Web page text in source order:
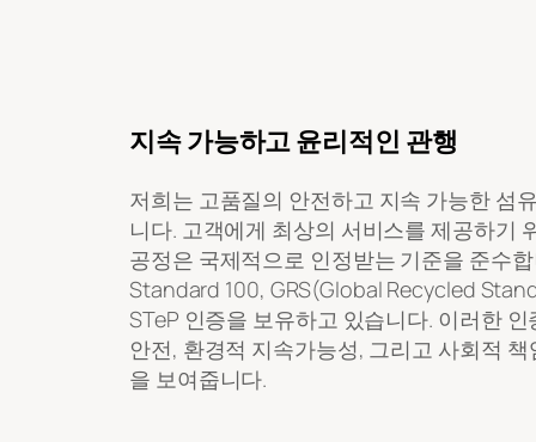
지속 가능하고 윤리적인 관행
저희는 고품질의 안전하고 지속 가능한 섬
니다. 고객에게 최상의 서비스를 제공하기
공정은 국제적으로 인정받는 기준을 준수합
Standard 100, GRS(Global Recycled
STeP 인증을 보유하고 있습니다. 이러한
안전, 환경적 지속가능성, 그리고 사회적
을 보여줍니다.